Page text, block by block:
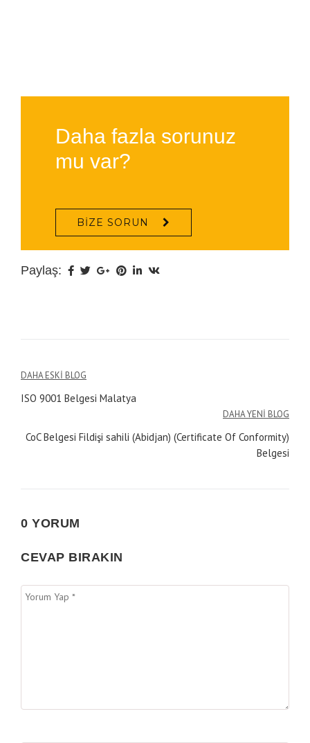
Daha fazla sorunuz
mu var?
BIZE SORUN
Paylaş:
Yazı
gezinmesi
DAHA ESKI BLOG
ISO 9001 Belgesi Malatya
DAHA YENI BLOG
CoC Belgesi Fildişi sahili (Abidjan) (Certificate Of Conformity)
Belgesi
0 YORUM
CEVAP BIRAKIN